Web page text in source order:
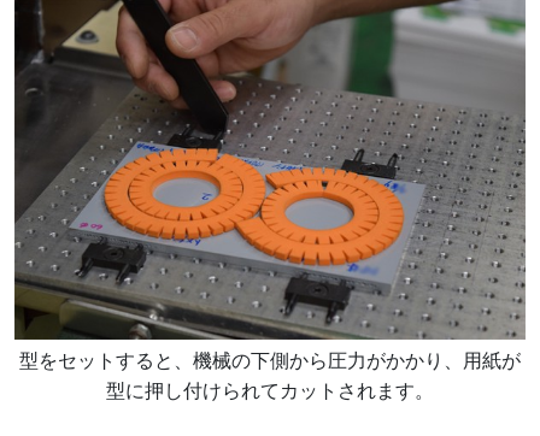
型をセットすると、機械の下側から圧力がかかり、用紙が
型に押し付けられてカットされます。